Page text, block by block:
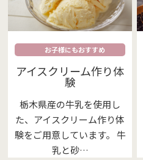
お子様にもおすすめ
アイスクリーム作り体
験
栃木県産の牛乳を使用し
た、アイスクリーム作り体
験をご用意しています。 牛
乳と砂…